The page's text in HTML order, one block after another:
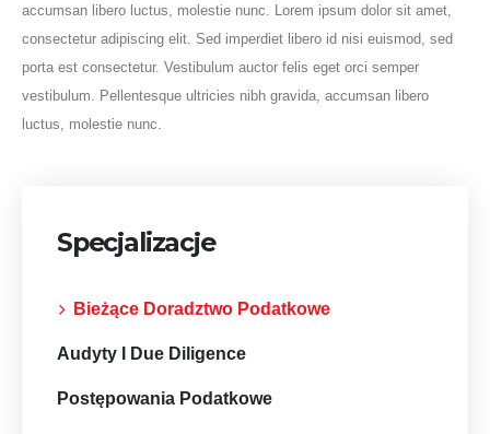
accumsan libero luctus, molestie nunc. Lorem ipsum dolor sit amet,
consectetur adipiscing elit. Sed imperdiet libero id nisi euismod, sed
porta est consectetur. Vestibulum auctor felis eget orci semper
vestibulum. Pellentesque ultricies nibh gravida, accumsan libero
luctus, molestie nunc.
Specjalizacje
Bieżące Doradztwo Podatkowe
Audyty I Due Diligence
Postępowania Podatkowe